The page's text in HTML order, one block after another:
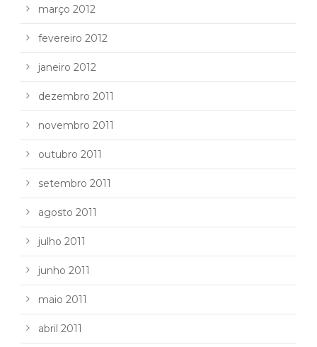
março 2012
fevereiro 2012
janeiro 2012
dezembro 2011
novembro 2011
outubro 2011
setembro 2011
agosto 2011
julho 2011
junho 2011
maio 2011
abril 2011